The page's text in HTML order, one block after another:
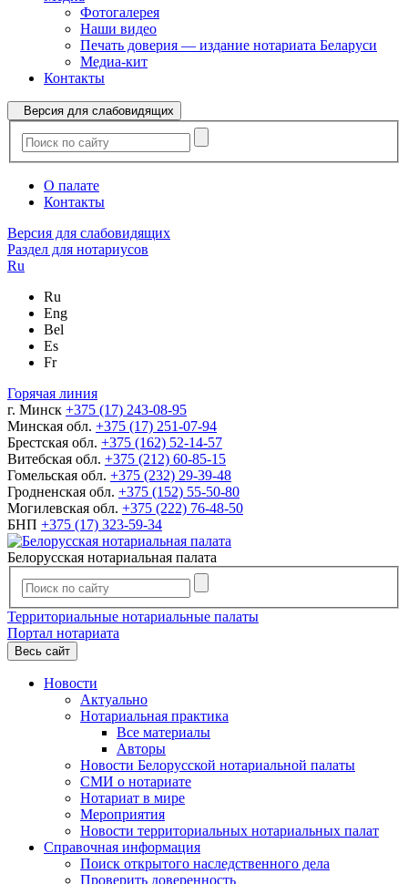
Фотогалерея
Наши видео
Печать доверия — издание нотариата Беларуси
Медиа-кит
Контакты
Версия для слабовидящих
О палате
Контакты
Версия для слабовидящих
Раздел для нотариусов
Ru
Ru
Eng
Bel
Es
Fr
Горячая линия
г. Минск +375 (17) 243-08-95
Минская обл. +375 (17) 251-07-94
Брестская обл. +375 (162) 52-14-57
Витебская обл. +375 (212) 60-85-15
Гомельская обл. +375 (232) 29-39-48
Гродненская обл. +375 (152) 55-50-80
Могилевская обл. +375 (222) 76-48-50
БНП +375 (17) 323-59-34
Белорусская нотариальная палата
Территориальные нотариальные палаты
Портал нотариата
Весь сайт
Новости
Актуально
Нотариальная практика
Все материалы
Авторы
Новости Белорусской нотариальной палаты
СМИ о нотариате
Нотариат в мире
Мероприятия
Новости территориальных нотариальных палат
Справочная информация
Поиск открытого наследственного дела
Проверить доверенность